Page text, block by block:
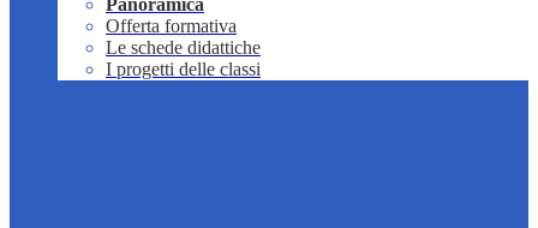
Panoramica
Offerta formativa
Le schede didattiche
I progetti delle classi